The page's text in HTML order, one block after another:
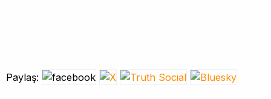
Paylaş: